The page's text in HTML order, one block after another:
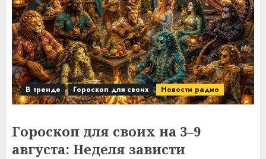
В тренде Гороскоп для своих Новости радио
Гороскоп для своих на 3–9
августа: Неделя зависти